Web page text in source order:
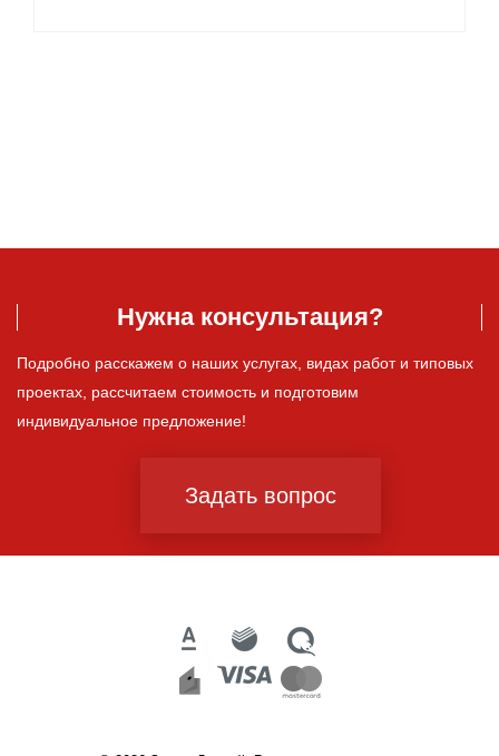
Нужна консультация?
Подробно расскажем о наших услугах, видах работ и типовых
проектах, рассчитаем стоимость и подготовим
индивидуальное предложение!
Задать вопрос